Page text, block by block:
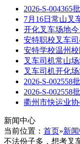
2026-S-004365
7月16日常山叉
开化叉车场地
安特职校叉车
安特学校温州校
叉车司机常山
叉车司机开化
2026-S-002558
2026-S-002558
衢州市快运业
新闻中心
当前位置： 首页»新
不法份子多，想考叉